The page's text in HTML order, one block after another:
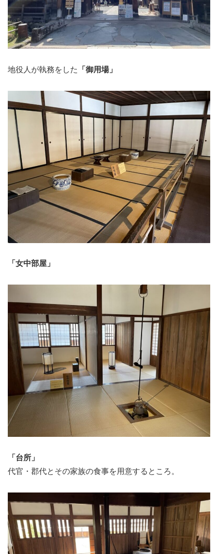
地役人が執務をした 「御用場」
「女中部屋」
「台所」
代官・郡代とその家族の食事を用意するところ。